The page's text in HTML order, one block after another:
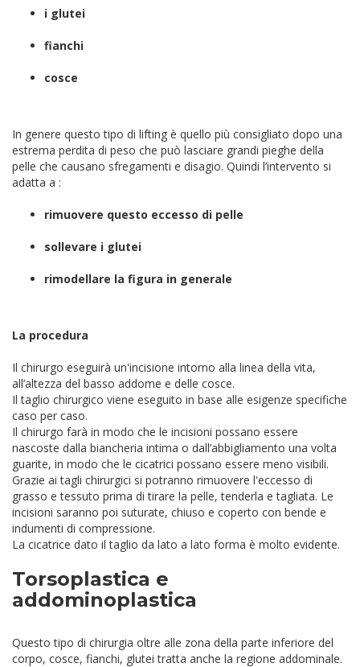
i glutei
fianchi
cosce
In genere questo tipo di lifting è quello più consigliato dopo una
estrema perdita di peso che può lasciare grandi pieghe della
pelle che causano sfregamenti e disagio. Quindi l’intervento si
adatta a :
rimuovere questo eccesso di pelle
sollevare i glutei
rimodellare la figura in generale
La procedura
Il chirurgo eseguirà un'incisione intorno alla linea della vita,
all’altezza del basso addome e delle cosce.
Il taglio chirurgico viene eseguito in base alle esigenze specifiche
caso per caso.
Il chirurgo farà in modo che le incisioni possano essere
nascoste dalla biancheria intima o dall’abbigliamento una volta
guarite, in modo che le cicatrici possano essere meno visibili.
Grazie ai tagli chirurgici si potranno rimuovere l'eccesso di
grasso e tessuto prima di tirare la pelle, tenderla e tagliata. Le
incisioni saranno poi suturate, chiuso e coperto con bende e
indumenti di compressione.
La cicatrice dato il taglio da lato a lato forma è molto evidente.
Torsoplastica e
addominoplastica
Questo tipo di chirurgia oltre alle zona della parte inferiore del
corpo, cosce, fianchi, glutei tratta anche la regione addominale.